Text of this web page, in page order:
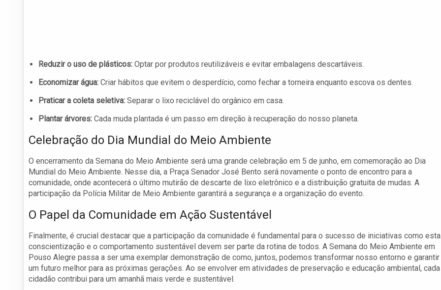
Reduzir o uso de plásticos: Optar por produtos reutilizáveis e evitar embalagens descartáveis.
Economizar água: Criar hábitos que evitem o desperdício, como fechar a torneira enquanto escova os dentes.
Praticar a coleta seletiva: Separar o lixo reciclável do orgânico em casa.
Plantar árvores: Cada muda plantada é um passo em direção à recuperação do nosso planeta.
Celebração do Dia Mundial do Meio Ambiente
O encerramento da Semana do Meio Ambiente será uma grande celebração em 5 de junho, em comemoração ao Dia
Mundial do Meio Ambiente. Nesse dia, a Praça Senador José Bento será novamente o ponto de encontro para a
comunidade, onde acontecerá o último mutirão de descarte de lixo eletrônico e a distribuição gratuita de mudas. A
participação da Polícia Militar de Meio Ambiente garantirá a segurança e a organização do evento.
O Papel da Comunidade em Ação Sustentável
Finalmente, é crucial destacar que a participação da comunidade é fundamental para o sucesso de iniciativas como
conscientização e o comportamento sustentável devem ser parte da rotina de todos. A Semana do Meio Ambiente em
Pouso Alegre passa a ser uma exemplar demonstração de como, juntos, podemos transformar nosso entorno e garantir
um futuro melhor para as próximas gerações. Ao se envolver em atividades de preservação e educação ambiental, cada
cidadão contribui para um amanhã mais verde e sustentável.